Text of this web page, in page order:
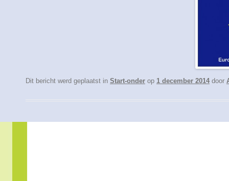
Dit bericht werd geplaatst in Start-onder op 1 december 2014 door